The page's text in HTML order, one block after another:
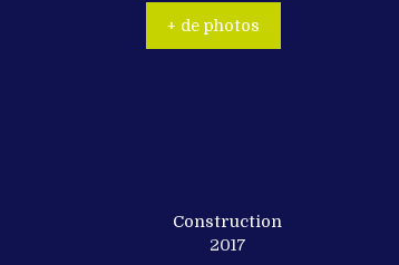
+ de photos
Construction
2017